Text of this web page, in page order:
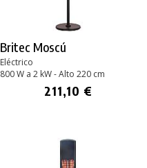
Britec Moscú
Eléctrico
800 W a 2 kW - Alto 220 cm
211,10 €